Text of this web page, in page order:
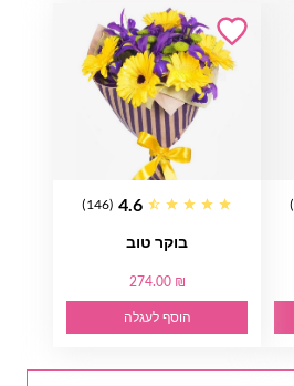
4.6
(146)
בוקר טוב
274.00 ₪
הוסף לעגלה